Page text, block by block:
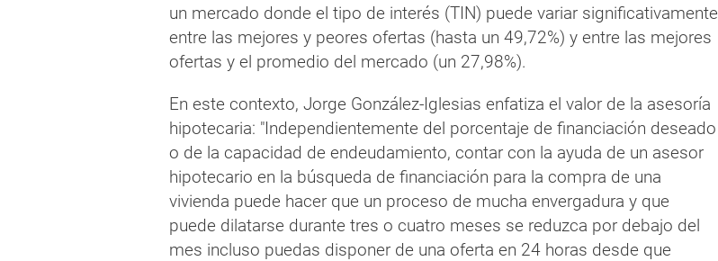
un mercado donde el tipo de interés (TIN) puede variar significativamente
entre las mejores y peores ofertas (hasta un 49,72%) y entre las mejores
ofertas y el promedio del mercado (un 27,98%).
En este contexto, Jorge González-Iglesias enfatiza el valor de la asesoría
hipotecaria: "Independientemente del porcentaje de financiación deseado
o de la capacidad de endeudamiento, contar con la ayuda de un asesor
hipotecario en la búsqueda de financiación para la compra de una
vivienda puede hacer que un proceso de mucha envergadura y que
puede dilatarse durante tres o cuatro meses se reduzca por debajo del
mes incluso puedas disponer de una oferta en 24 horas desde que